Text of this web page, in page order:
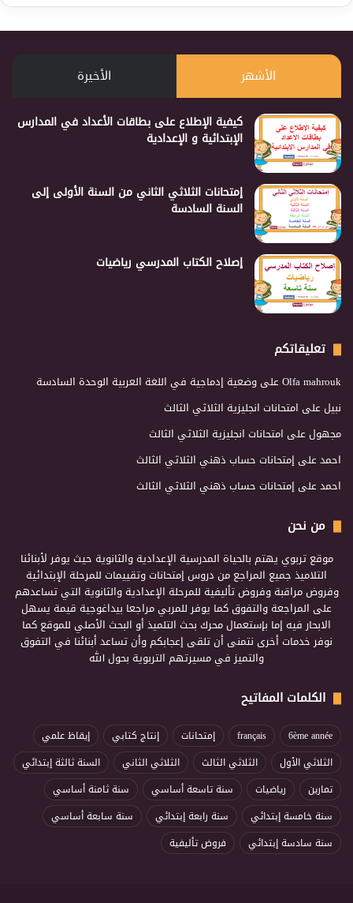
الأشهر الأخيرة
كيفية الإطلاع على بطاقات الأعداد في المدارس
الإبتدائية و الإعدادية
إمتحانات الثلاثي الثاني من السنة الأولى إلى
السنة السادسة
إصلاح الكتاب المدرسي رياضيات
تعليقاتكم
Olfa mahroukعلى وضعية إدماجية في اللغة العربية الوحدة السادسة
نبيلعلى امتحانات انجليزية الثلاثي الثالث
مجهولعلى امتحانات انجليزية الثلاثي الثالث
احمدعلى إمتحانات حساب ذهني الثلاثي الثالث
احمدعلى إمتحانات حساب ذهني الثلاثي الثالث
من نحن
موقع تربوي يهتم بالحياة المدرسية الإعدادية والثانوية حيث يوفر لأبنائنا
التلاميذ جميع المراجع من دروس إمتحانات وتقييمات للمرحلة الإبتدائية
وفروض مراقبة وفروض تأليفية للمرحلة الإعدادية والثانوية التي تساعدهم
على المراجعة والتفوق كما يوفر للمربي مراجعا بيداغوجية قيمة يسهل
الابحار فيه إما بإستعمال محرك بحث التلميذ أو البحث الأصلي للموقع كما
نوفر خدمات أخرى نتمنى أن تلقى إعجابكم وأن تساعد أبنائنا في التفوق
والتميز في مسيرتهم التربوية بحول الله
الكلمات المفاتيح
6ème année
français إمتحانات إنتاج كتابي
إيقاظ علمي
الثلاثي الأول
الثلاثي الثالث الثلاثي الثاني
السنة ثالثة إبتدائي
تمارين
رياضيات سنة تاسعة أساسي
سنة ثامنة أساسي
سنة خامسة إبتدائي
سنة رابعة إبتدائي
سنة سابعة أساسي
سنة سادسة إبتدائي
فروض تأليفية